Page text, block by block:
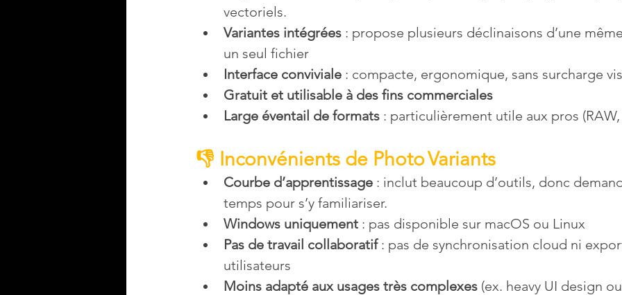
vectoriels.
Variantes intégrées : propose plusieurs déclinaisons d’une
un seul fichier
Interface conviviale : compacte, ergonomique, sans surcharge
Gratuit et utilisable à des fins commerciales
Large éventail de formats : particulièrement utile aux pros (RAW,
👎 Inconvénients de Photo Variants
Courbe d’apprentissage : inclut beaucoup d’outils, donc
temps pour s’y familiariser.
Windows uniquement : pas disponible sur macOS ou Linux
Pas de travail collaboratif : pas de synchronisation cloud ni
utilisateurs
Moins adapté aux usages très complexes (ex. heavy UI design